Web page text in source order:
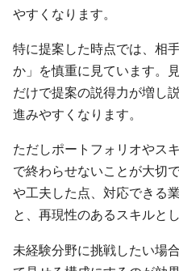
やすくなります。
特に提案した時点では、相
か」を慎重に見ています。
だけで提案の説得力が増し
進みやすくなります。
ただしポートフォリオやス
で終わらせないことが大切
や工夫した点、対応できる
と、再現性のあるスキルと
未経験分野に挑戦したい場